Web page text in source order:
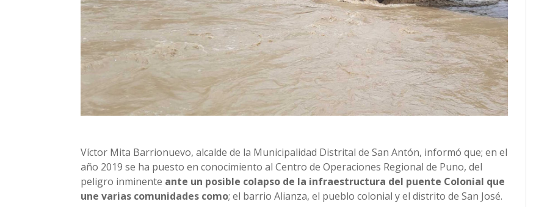
Víctor Mita Barrionuevo, alcalde de la Municipalidad Distrital de San Antón, informó que; en el
año 2019 se ha puesto en conocimiento al Centro de Operaciones Regional de Puno, del
peligro inminente ante un posible colapso de la infraestructura del puente Colonial que
une varias comunidades como; el barrio Alianza, el pueblo colonial y el distrito de San José.